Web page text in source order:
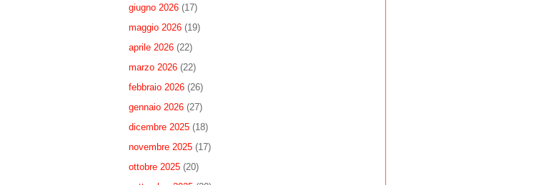
giugno 2026 (17)
maggio 2026 (19)
aprile 2026 (22)
marzo 2026 (22)
febbraio 2026 (26)
gennaio 2026 (27)
dicembre 2025 (18)
novembre 2025 (17)
ottobre 2025 (20)